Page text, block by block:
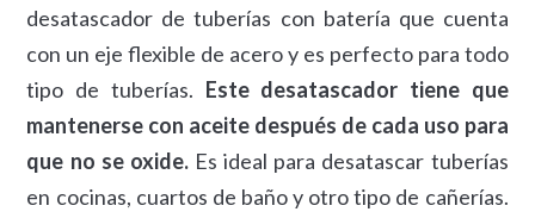
desatascador de tuberías con batería que cuenta
con un eje flexible de acero y es perfecto para todo
tipo de tuberías. Este desatascador tiene que
mantenerse con aceite después de cada uso para
que no se oxide.Es ideal para desatascar tuberías
en cocinas, cuartos de baño y otro tipo de cañerías.